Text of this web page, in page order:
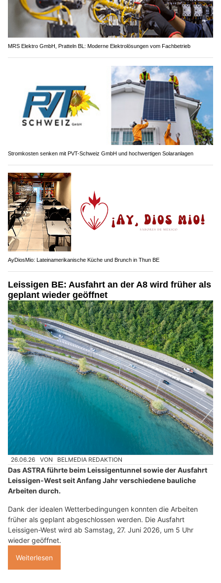
MRS Elektro GmbH, Pratteln BL: Moderne Elektrolösungen vom Fachbetrieb
Stromkosten senken mit PVT-Schweiz GmbH und hochwertigen Solaranlagen
AyDiosMio: Lateinamerikanische Küche und Brunch in Thun BE
Leissigen BE: Ausfahrt an der A8 wird früher als
geplant wieder geöffnet
26.06.26 VON BELMEDIA REDAKTION
Das ASTRA führte beim Leissigentunnel sowie der Ausfahrt
Leissigen-West seit Anfang Jahr verschiedene bauliche
Arbeiten durch.
Dank der idealen Wetterbedingungen konnten die Arbeiten
früher als geplant abgeschlossen werden. Die Ausfahrt
Leissigen-West wird ab Samstag, 27. Juni 2026, um 5 Uhr
wieder geöffnet.
Weiterlesen